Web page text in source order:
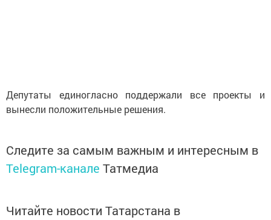
Депутаты единогласно поддержали все проекты и
вынесли положительные решения.
Следите за самым важным и интересным в
Telegram-канале Татмедиа
Читайте новости Татарстана в